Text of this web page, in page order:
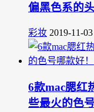
偏黑色系的
彩妆 2019-11-
6款mac腮红
些最火的色